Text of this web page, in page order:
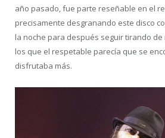
año pasado, fue parte reseñable en el
precisamente desgranando este disco
la noche para después seguir tirando
los que el respetable parecía que se
disfrutaba más.